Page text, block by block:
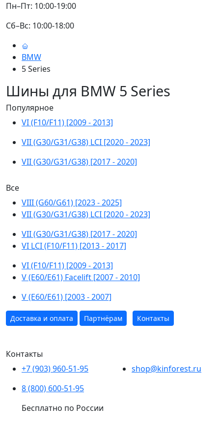
Пн–Пт: 10:00-19:00
Сб–Вс: 10:00-18:00
BMW
5 Series
Шины для BMW 5 Series
Популярное
VI (F10/F11) [2009 - 2013]
VII (G30/G31/G38) LCI [2020 - 2023]
VII (G30/G31/G38) [2017 - 2020]
Все
VIII (G60/G61) [2023 - 2025]
VII (G30/G31/G38) LCI [2020 - 2023]
VII (G30/G31/G38) [2017 - 2020]
VI LCI (F10/F11) [2013 - 2017]
VI (F10/F11) [2009 - 2013]
V (E60/E61) Facelift [2007 - 2010]
V (E60/E61) [2003 - 2007]
Доставка и оплата Партнёрам Контакты
Контакты
+7 (903) 960-51-95
8 (800) 600-51-95
Бесплатно по России
shop@kinforest.ru